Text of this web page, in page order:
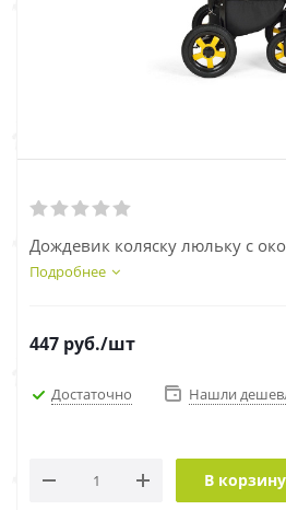
Дождевик коляску люльку с
Подробнее
447 руб./шт
Достаточно Нашли
В корзину